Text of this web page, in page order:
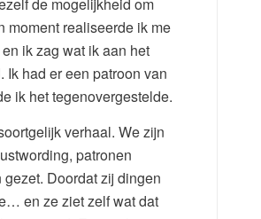
de mogelijkheid om
moment realiseerde ik me
ik zag wat ik aan het
had er een patroon van
ik het tegenovergestelde.
verhaal. We zijn
patronen
Doordat zij dingen
en ze ziet zelf wat dat